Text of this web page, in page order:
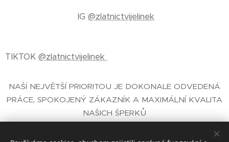
IG @zlatnictvijelinek
TIKTOK @zlatnictvijelinek
NAŠÍ NEJVĚTŠÍ PRIORITOU JE DOKONALE ODVEDENÁ
PRÁCE, SPOKOJENÝ ZÁKAZNÍK A MAXIMÁLNÍ KVALITA
NAŠICH ŠPERKŮ
JELÍNEK®